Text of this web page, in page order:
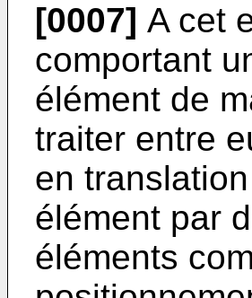
[0007] A cet
comportant
élément de
traiter entre
en
élément par
éléments